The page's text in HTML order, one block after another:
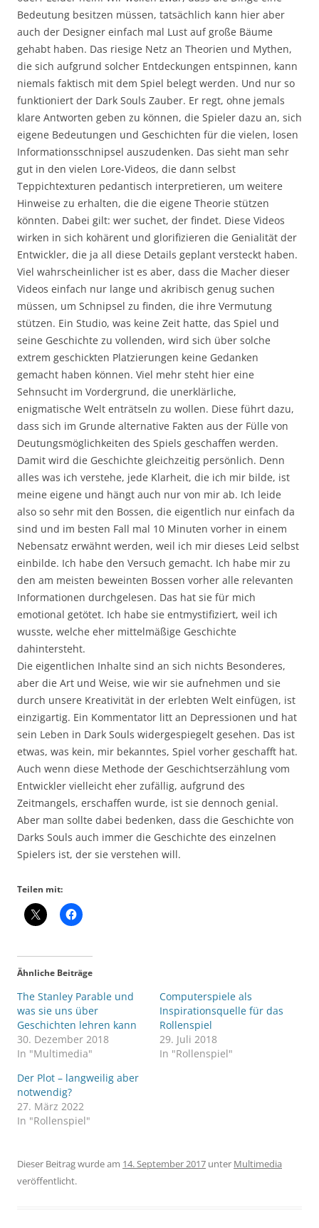
Bedeutung besitzen müssen, tatsächlich kann hier aber
auch der Designer einfach mal Lust auf große Bäume
gehabt haben. Das riesige Netz an Theorien und Mythen,
die sich aufgrund solcher Entdeckungen entspinnen, kann
niemals faktisch mit dem Spiel belegt werden. Und nur so
funktioniert der Dark Souls Zauber. Er regt, ohne jemals
klare Antworten geben zu können, die Spieler dazu an, sich
eigene Bedeutungen und Geschichten für die vielen, losen
Informationsschnipsel auszudenken. Das sieht man sehr
gut in den vielen Lore-Videos, die dann selbst
Teppichtexturen pedantisch interpretieren, um weitere
Hinweise zu erhalten, die die eigene Theorie stützen
könnten. Dabei gilt: wer suchet, der findet. Diese Videos
wirken in sich kohärent und glorifizieren die Genialität der
Entwickler, die ja all diese Details geplant versteckt haben.
Viel wahrscheinlicher ist es aber, dass die Macher dieser
Videos einfach nur lange und akribisch genug suchen
müssen, um Schnipsel zu finden, die ihre Vermutung
stützen. Ein Studio, was keine Zeit hatte, das Spiel und
seine Geschichte zu vollenden, wird sich über solche
extrem geschickten Platzierungen keine Gedanken
gemacht haben können. Viel mehr steht hier eine
Sehnsucht im Vordergrund, die unerklärliche,
enigmatische Welt enträtseln zu wollen. Diese führt dazu,
dass sich im Grunde alternative Fakten aus der Fülle von
Deutungsmöglichkeiten des Spiels geschaffen werden.
Damit wird die Geschichte gleichzeitig persönlich. Denn
alles was ich verstehe, jede Klarheit, die ich mir bilde, ist
meine eigene und hängt auch nur von mir ab. Ich leide
also so sehr mit den Bossen, die eigentlich nur einfach da
sind und im besten Fall mal 10 Minuten vorher in einem
Nebensatz erwähnt werden, weil ich mir dieses Leid selbst
einbilde. Ich habe den Versuch gemacht. Ich habe mir zu
den am meisten beweinten Bossen vorher alle relevanten
Informationen durchgelesen. Das hat sie für mich
emotional getötet. Ich habe sie entmystifiziert, weil ich
wusste, welche eher mittelmäßige Geschichte
dahintersteht.
Die eigentlichen Inhalte sind an sich nichts Besonderes,
aber die Art und Weise, wie wir sie aufnehmen und sie
durch unsere Kreativität in der erlebten Welt einfügen, ist
einzigartig. Ein Kommentator litt an Depressionen und hat
sein Leben in Dark Souls widergespiegelt gesehen. Das ist
etwas, was kein, mir bekanntes, Spiel vorher geschafft hat.
Auch wenn diese Methode der Geschichtserzählung vom
Entwickler vielleicht eher zufällig, aufgrund des
Zeitmangels, erschaffen wurde, ist sie dennoch genial.
Aber man sollte dabei bedenken, dass die Geschichte von
Darks Souls auch immer die Geschichte des einzelnen
Spielers ist, der sie verstehen will.
Teilen mit:
Ähnliche Beiträge
The Stanley Parable und
was sie uns über
Geschichten lehren kann
30. Dezember 2018
In "Multimedia"
Computerspiele als
Inspirationsquelle für das
Rollenspiel
29. Juli 2018
In "Rollenspiel"
Der Plot – langweilig aber
notwendig?
27. März 2022
In "Rollenspiel"
Dieser Beitrag wurde am 14. September 2017 unter Multimedia
veröffentlicht.